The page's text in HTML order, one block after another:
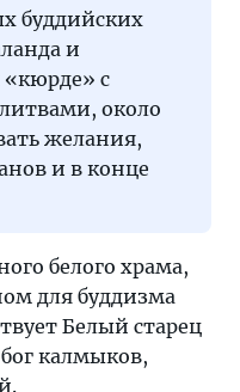
буддийских
и
с
около
желания,
и в конце
белого храма,
для буддизма
Белый старец
калмыков,